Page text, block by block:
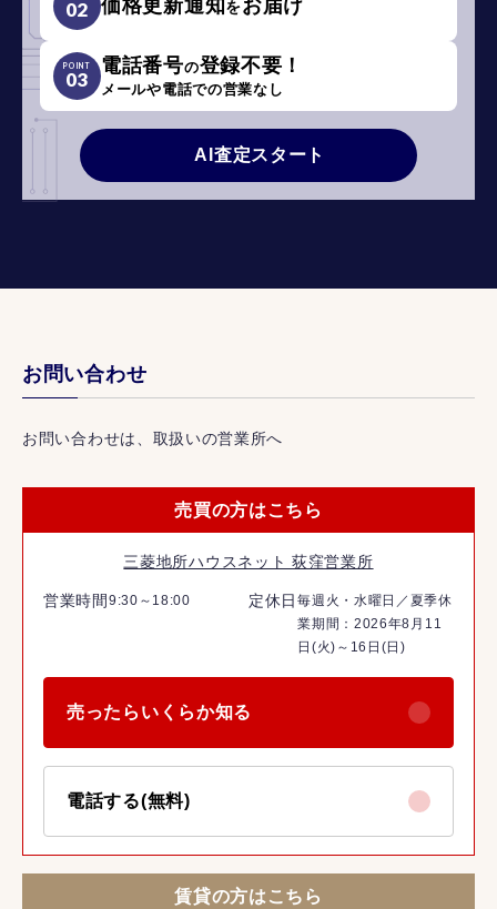
02 価格更新通知をお届け
POINT
03
電話番号の登録不要！
メールや電話での営業なし
AI査定スタート
お問い合わせ
お問い合わせは、取扱いの営業所へ
売買の方はこちら
三菱地所ハウスネット 荻窪営業所
営業時間 9:30～18:00 定休日毎週火・水曜日／夏季休
業期間：2026年8月11
日(火)～16日(日)
売ったらいくらか知る
電話する(無料)
賃貸の方はこちら